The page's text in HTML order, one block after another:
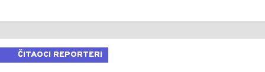
ČITAOCI REPORTERI